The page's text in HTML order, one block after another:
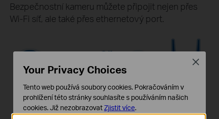
Bezpečnostní kameru můžete připojit nejen přes
Wi-Fi síť, ale také přes ethernetový port.
Your Privacy Choices
Tento web používá soubory cookies. Pokračováním v
prohlížení této stránky souhlasíte s používáním našich
cookies.Již nezobrazovatZjistit více.
Close